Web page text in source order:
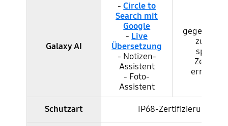
Galaxy AI
-Circle to
Search mit
Google
- Live
Übersetzung
- Notizen-
Assistent
- Foto-
Assistent
zu
Schutzart IP68-Zertifizierung